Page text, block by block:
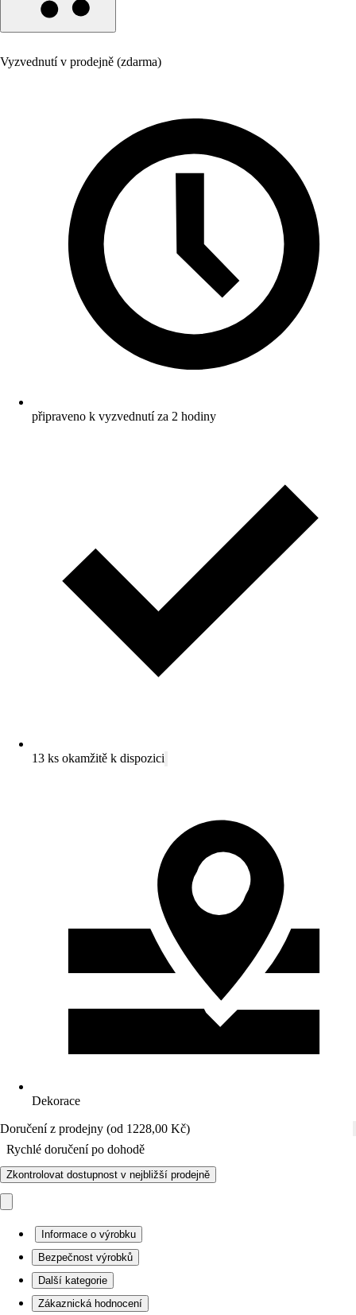
Vyzvednutí v prodejně (zdarma)
připraveno k vyzvednutí za 2 hodiny
13 ks okamžitě k dispozici
Dekorace
Doručení z prodejny (od 1228,00 Kč)
Rychlé doručení po dohodě
Zkontrolovat dostupnost v nejbližší prodejně
Informace o výrobku
Bezpečnost výrobků
Další kategorie
Zákaznická hodnocení